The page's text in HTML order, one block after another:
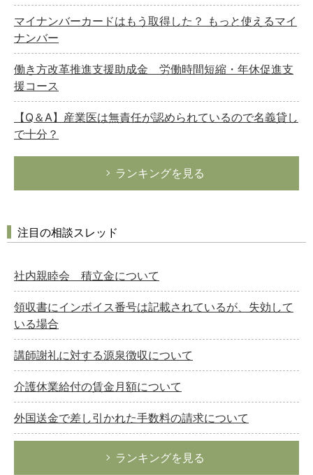
マイナンバーカードはもう取得した？ もっと使えるマイ
ナンバー
働き方改革推進支援助成金 労働時間短縮・年休促進支
援コース
【Q＆A】産業医は無責任が認められているので名義貸し
で十分？
ランキングを見る
注目の相談スレッド
社内親睦会 積立金について
領収書にインボイス番号は記載されているが、失効して
いる場合
講師謝礼に対する源泉徴収について
介護休業給付の賃金月額について
外国送金で差し引かれた手数料の請求について
ランキングを見る